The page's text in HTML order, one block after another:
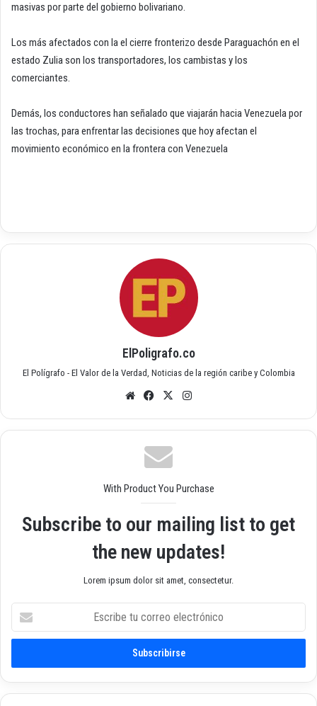
masivas por parte del gobierno bolivariano.
Los más afectados con la el cierre fronterizo desde Paraguachón en el
estado Zulia son los transportadores, los cambistas y los
comerciantes.
Demás, los conductores han señalado que viajarán hacia Venezuela por
las trochas, para enfrentar las decisiones que hoy afectan el
movimiento económico en la frontera con Venezuela
ElPoligrafo.co
El Polígrafo - El Valor de la Verdad, Noticias de la región caribe y Colombia
Siti
we
b
Fac
ok
X
am
With Product You Purchase
Subscribe to our mailing list to get
the new updates!
Lorem ipsum dolor sit amet, consectetur.
c
i
b